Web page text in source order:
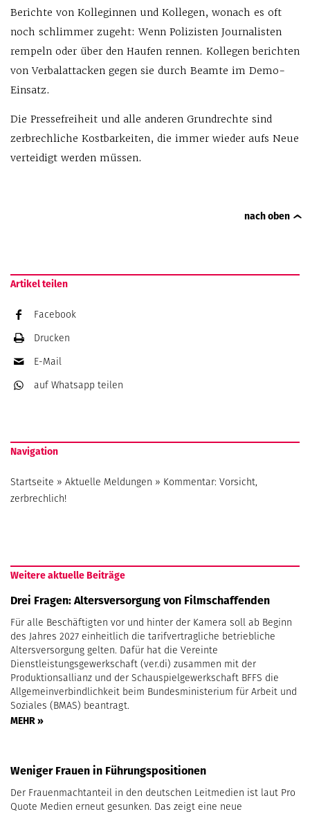
Berichte von Kolleginnen und Kollegen, wonach es oft
noch schlimmer zugeht: Wenn Polizisten Journalisten
rempeln oder über den Haufen rennen. Kollegen berichten
von Verbalattacken gegen sie durch Beamte im Demo-
Einsatz.
Die Pressefreiheit und alle anderen Grundrechte sind
zerbrechliche Kostbarkeiten, die immer wieder aufs Neue
verteidigt werden müssen.
nach oben
Artikel teilen
Facebook
Drucken
E-Mail
auf Whatsapp teilen
Navigation
Startseite » Aktuelle Meldungen » Kommentar: Vorsicht,
zerbrechlich!
Weitere aktuelle Beiträge
Drei Fragen: Altersversorgung von Filmschaffenden
Für alle Beschäftigten vor und hinter der Kamera soll ab Beginn
des Jahres 2027 einheitlich die tarifvertragliche betriebliche
Altersversorgung gelten. Dafür hat die Vereinte
Dienstleistungsgewerkschaft (ver.di) zusammen mit der
Produktionsallianz und der Schauspielgewerkschaft BFFS die
Allgemeinverbindlichkeit beim Bundesministerium für Arbeit und
Soziales (BMAS) beantragt.
MEHR »
Weniger Frauen in Führungspositionen
Der Frauenmachtanteil in den deutschen Leitmedien ist laut Pro
Quote Medien erneut gesunken. Das zeigt eine neue